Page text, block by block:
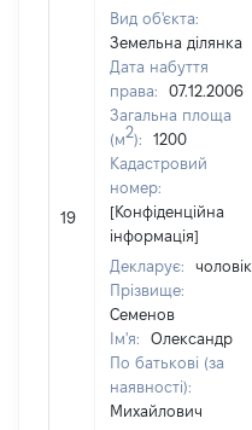
19
Вид об'єкта:
Земельна ділянка
Дата набуття
права:
07.12.2006
Загальна площа
(м2):
1200
Кадастровий
номер:
[Конфіденційна
інформація]
Декларує:
чоловік
Прізвище:
Семенов
Ім'я:
Олександр
По батькові (за
наявності):
Михайлович